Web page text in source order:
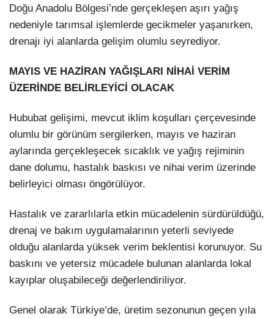
Doğu Anadolu Bölgesi’nde gerçekleşen aşırı yağış
nedeniyle tarımsal işlemlerde gecikmeler yaşanırken,
drenajı iyi alanlarda gelişim olumlu seyrediyor.
MAYIS VE HAZİRAN YAĞIŞLARI NİHAİ VERİM
ÜZERİNDE BELİRLEYİCİ OLACAK
Hububat gelişimi, mevcut iklim koşulları çerçevesinde
olumlu bir görünüm sergilerken, mayıs ve haziran
aylarında gerçekleşecek sıcaklık ve yağış rejiminin
dane dolumu, hastalık baskısı ve nihai verim üzerinde
belirleyici olması öngörülüyor.
Hastalık ve zararlılarla etkin mücadelenin sürdürüldüğü,
drenaj ve bakım uygulamalarının yeterli seviyede
olduğu alanlarda yüksek verim beklentisi korunuyor. Su
baskını ve yetersiz mücadele bulunan alanlarda lokal
kayıplar oluşabileceği değerlendiriliyor.
Genel olarak Türkiye’de, üretim sezonunun geçen yıla